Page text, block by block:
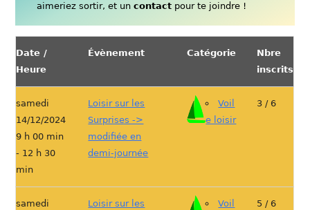
aimeriez sortir, et uncontact pour te joindre !
Date /
Heure
Évènement Catégorie
Nbre
inscrits
samedi
14/12/2024
9 h 00 min
- 12 h 30
min
Loisir sur les
Surprises ->
modifiée en
demi-journée
Voil
e loisir
3 / 6
samedi
Loisir sur les
Voil
5 / 6